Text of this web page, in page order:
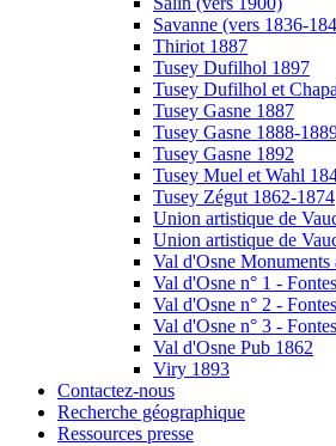
Savanne (vers 1836-
Thiriot 1887
Tusey Dufilhol 1897
Tusey Dufilhol et
Tusey Gasne 1887
Tusey Gasne 1888-
Tusey Gasne 1892
Tusey Muel et Wahl
Tusey Zégut 1862-1874
Union artistique de
Union artistique de
Val d'Osne Monuments
Val d'Osne n° 1 -
Val d'Osne n° 2 -
Val d'Osne n° 3 -
Val d'Osne Pub 1862
Viry 1893
Contactez-nous
Recherche géographique
Ressources presse